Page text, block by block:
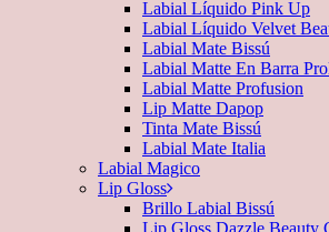
Labial Líquido Pink Up
Labial Líquido Velvet
Labial Mate Bissú
Labial Matte En Barra
Labial Matte Profusion
Lip Matte Dapop
Tinta Mate Bissú
Labial Mate Italia
Labial Magico
Lip Gloss
Brillo Labial Bissú
Lip Gloss Dazzle Beauty